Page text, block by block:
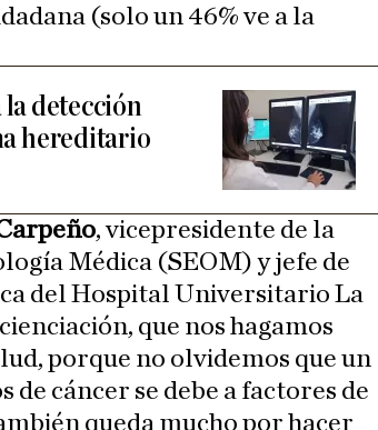
(solo un 46% ve a la
la detección
hereditario
, vicepresidente de la
Médica (SEOM) y jefe de
del Hospital Universitario La
que nos hagamos
porque no olvidemos que un
de cáncer se debe a factores de
queda mucho por hacer